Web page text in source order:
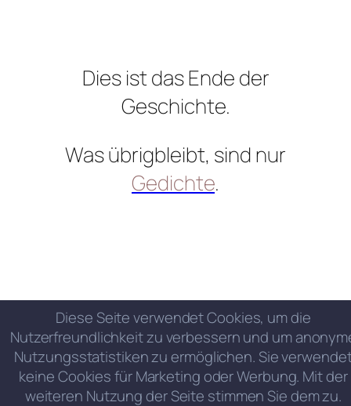
Dies ist das Ende der
Geschichte.
Was übrigbleibt, sind nur
Gedichte.
Diese Seite verwendet Cookies, um die
Nutzerfreundlichkeit zu verbessern und um
Nutzungsstatistiken zu ermöglichen. Sie
keine Cookies für Marketing oder Werbung. Mit der
weiteren Nutzung der Seite stimmen Sie dem zu.